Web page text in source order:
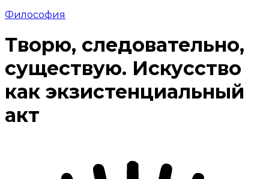
Философия
Творю, следовательно,
существую. Искусство
как экзистенциальный
акт